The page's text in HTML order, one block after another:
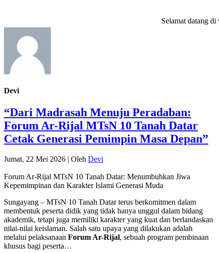
Selamat datang di
Devi
“Dari Madrasah Menuju Peradaban:
Forum Ar-Rijal MTsN 10 Tanah Datar
Cetak Generasi Pemimpin Masa Depan”
Jumat, 22 Mei 2026 | Oleh Devi
Forum Ar-Rijal MTsN 10 Tanah Datar: Menumbuhkan Jiwa
Kepemimpinan dan Karakter Islami Generasi Muda
Sungayang – MTsN 10 Tanah Datar terus berkomitmen dalam
membentuk peserta didik yang tidak hanya unggul dalam bidang
akademik, tetapi juga memiliki karakter yang kuat dan berlandaskan
nilai-nilai keislaman. Salah satu upaya yang dilakukan adalah
melalui pelaksanaan Forum Ar-Rijal, sebuah program pembinaan
khusus bagi peserta…